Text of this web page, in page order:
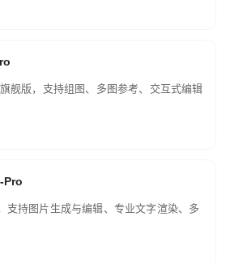
舰版，支持组图、多图参考、交互式编辑
Pro
支持图片生成与编辑、专业文字渲染、多